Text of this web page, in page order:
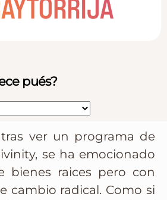
tras ver un programa de
se ha emocionado
bienes raices pero con
cambio radical. Como si
pués?